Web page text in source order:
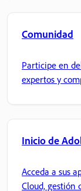
Comunidad
Participe en
expertos y
Inicio de
Acceda a sus
Cloud, gestión